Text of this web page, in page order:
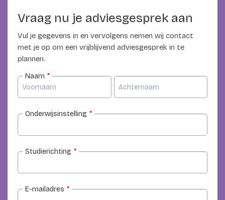
Vraag nu je adviesgesprek aan
Vul je gegevens in en vervolgens nemen wij contact
met je op om een vrijblijvend adviesgesprek in te
plannen.
Naam *
Onderwijsinstelling *
Studierichting *
E-mailadres *